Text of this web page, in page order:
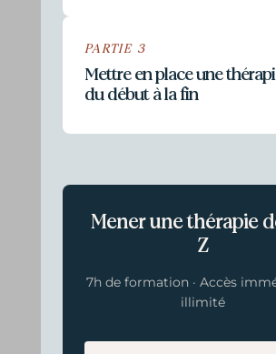
PARTIE 3
Mettre en place une
du début à la fin
Mener une thérapie
Z
7h de formation · Accès
illimité